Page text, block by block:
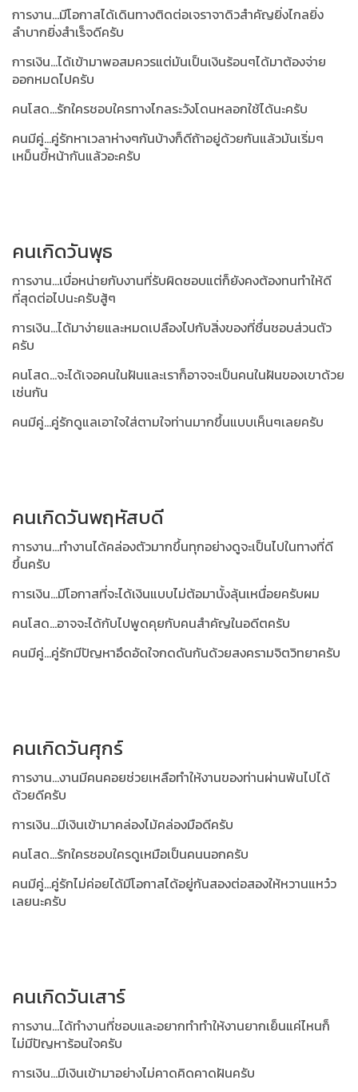
การงาน...มีโอกาสได้เดินทางติดต่อเจราจาดิวสำคัญยิ่งไกลยิ่ง
ลำบากยิ่งสำเร็จดีครับ
การเงิน...ได้เข้ามาพอสมควรแต่มันเป็นเงินร้อนๆได้มาต้องจ่าย
ออกหมดไปครับ
คนโสด...รักใครชอบใครทางไกลระวังโดนหลอกใช้ได้นะครับ
คนมีคู่...คู่รักหาเวลาห่างๆกันบ้างก็ดีถ้าอยู่ด้วยกันแล้วมันเริ่มๆ
เหม็นขี้หน้ากันแล้วอะครับ
คนเกิดวันพุธ
การงาน...เบื่อหน่ายกับงานที่รับผิดชอบแต่ก็ยังคงต้องทนทำให้ดี
ที่สุดต่อไปนะครับสู้ๆ
การเงิน...ได้มาง่ายและหมดเปลืองไปกับสิ่งของที่ชื่นชอบส่วนตัว
ครับ
คนโสด...จะได้เจอคนในฝันและเราก็อาจจะเป็นคนในฝันของเขาด้วย
เช่นกัน
คนมีคู่...คู่รักดูแลเอาใจใส่ตามใจท่านมากขึ้นแบบเห็นๆเลยครับ
คนเกิดวันพฤหัสบดี
การงาน...ทำงานได้คล่องตัวมากขึ้นทุกอย่างดูจะเป็นไปในทางที่ดี
ขึ้นครับ
การเงิน...มีโอกาสที่จะได้เงินแบบไม่ต้อมานั้งลุ้นเหนื่อยครับผม
คนโสด...อาจจะได้กับไปพูดคุยกับคนสำคัญในอดีตครับ
คนมีคู่...คู่รักมีปัญหาอึดอัดใจกดดันกันด้วยสงครามจิตวิทยาครับ
คนเกิดวันศุกร์
การงาน...งานมีคนคอยช่วยเหลือทำให้งานของท่านผ่านพ้นไปได้
ด้วยดีครับ
การเงิน...มีเงินเข้ามาคล่องไม้คล่องมือดีครับ
คนโสด...รักใครชอบใครดูเหมือเป็นคนนอกครับ
คนมีคู่...คู่รักไม่ค่อยได้มีโอกาสได้อยู่กันสองต่อสองให้หวานแหว๋ว
เลยนะครับ
คนเกิดวันเสาร์
การงาน...ได้ทำงานที่ชอบและอยากทำทำให้งานยากเย็นแค่ไหนก็
ไม่มีปัญหาร้อนใจครับ
การเงิน...มีเงินเข้ามาอย่างไม่คาดคิดคาดฝันครับ